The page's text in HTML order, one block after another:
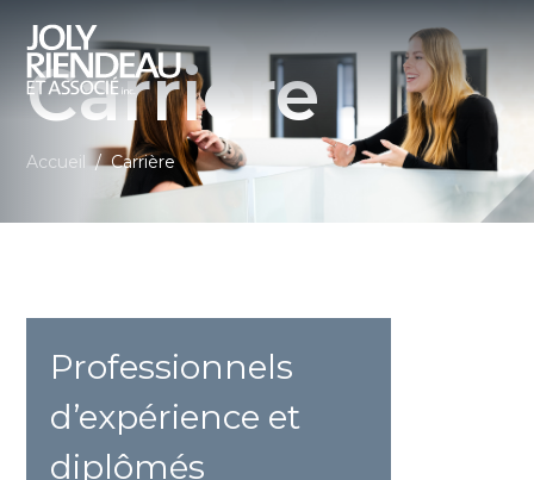
Carrière
Accueil /Carrière
Professionnels
d’expérience et
diplômés